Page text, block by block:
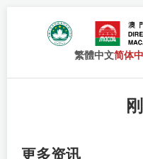
繁體中文简体
更多资讯